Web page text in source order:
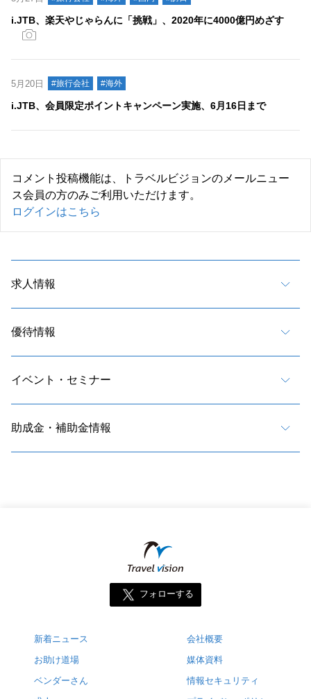
i.JTB、楽天やじゃらんに「挑戦」、2020年に4000億円めざす
5月20日 #旅行会社 #海外
i.JTB、会員限定ポイントキャンペーン実施、6月16日まで
コメント投稿機能は、トラベルビジョンのメールニュー
ス会員の方のみご利用いただけます。
ログインはこちら
求人情報
優待情報
イベント・セミナー
助成金・補助金情報
フォローする
新着ニュース
お助け道場
ベンダーさん
会社概要
媒体資料
情報セキュリティ